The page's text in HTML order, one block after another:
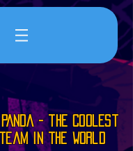
- the coolest
in the world